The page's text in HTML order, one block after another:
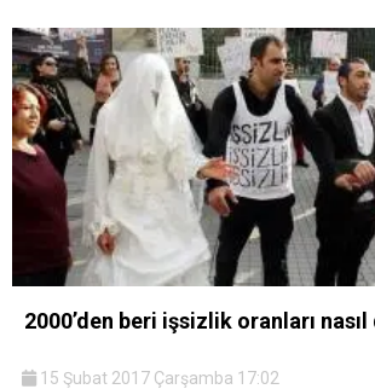
2000’den beri işsizlik oranları
15 Şubat 2017 Çarşamba 17:02